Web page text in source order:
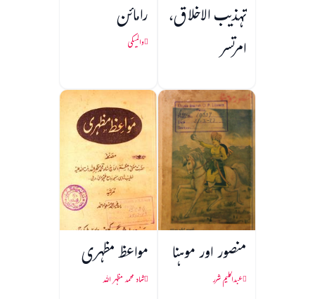
تہذیب الاخلاق،
امرتسر
رامائن
والمیکی
منصور اور موہنا
عبدالحلیم شرر
مواعظ مظہری
شاہ محمد مظہر اللہ